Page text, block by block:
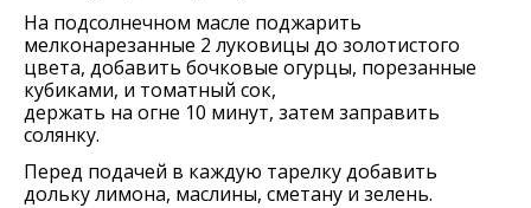
На подсолнечном масле поджарить
мелконарезанные 2 луковицы до золотистого
цвета, добавить бочковые огурцы, порезанные
кубиками, и томатный сок,
держать на огне 10 минут, затем заправить
солянку.
Перед подачей в каждую тарелку добавить
дольку лимона, маслины, сметану и зелень.